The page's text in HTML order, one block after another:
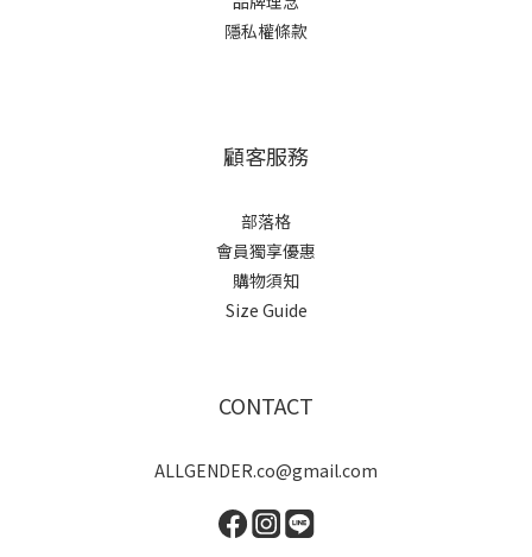
隱私權條款
顧客服務
部落格
會員獨享優惠
購物須知
Size Guide
CONTACT
ALLGENDER.co@gmail.com